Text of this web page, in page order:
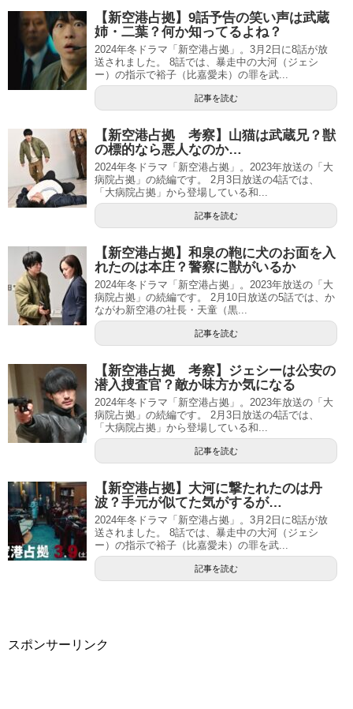
【新空港占拠】9話予告の笑い声は武蔵
姉・二葉？何か知ってるよね？
2024年冬ドラマ「新空港占拠」。3月2日に8話が放
送されました。 8話では、暴走中の大河（ジェシ
ー）の指示で裕子（比嘉愛未）の罪を武...
記事を読む
【新空港占拠 考察】山猫は武蔵兄？獣
の標的なら悪人なのか…
2024年冬ドラマ「新空港占拠」。2023年放送の「大
病院占拠」の続編です。 2月3日放送の4話では、
「大病院占拠」から登場している和...
記事を読む
【新空港占拠】和泉の鞄に犬のお面を入
れたのは本庄？警察に獣がいるか
2024年冬ドラマ「新空港占拠」。2023年放送の「大
病院占拠」の続編です。 2月10日放送の5話では、か
ながわ新空港の社長・天童（黒...
記事を読む
【新空港占拠 考察】ジェシーは公安の
潜入捜査官？敵か味方か気になる
2024年冬ドラマ「新空港占拠」。2023年放送の「大
病院占拠」の続編です。 2月3日放送の4話では、
「大病院占拠」から登場している和...
記事を読む
【新空港占拠】大河に撃たれたのは丹
波？手元が似てた気がするが…
2024年冬ドラマ「新空港占拠」。3月2日に8話が放
送されました。 8話では、暴走中の大河（ジェシ
ー）の指示で裕子（比嘉愛未）の罪を武...
記事を読む
スポンサーリンク